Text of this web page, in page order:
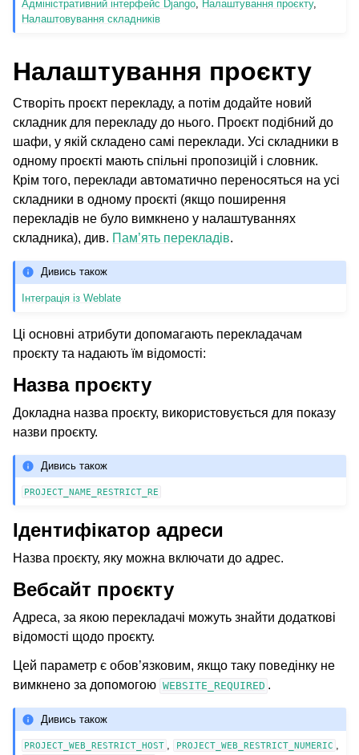
Адміністративний інтерфейс Django Налаштування проєкту,
Налаштовування складників
Налаштування проєкту
Створіть проєкт перекладу, а потім додайте новий
складник для перекладу до нього. Проєкт подібний до
шафи, у якій складено самі переклади. Усі складники в
одному проєкті мають спільні пропозицій і словник.
Крім того, переклади автоматично переносяться на усі
складники в одному проєкті (якщо поширення
перекладів не було вимкнено у налаштуваннях
складника), див. Пам’ять перекладів.
Дивись також
Інтеграція із Weblate
Ці основні атрибути допомагають перекладачам
проєкту та надають їм відомості:
Назва проєкту
Докладна назва проєкту, використовується для показу
назви проєкту.
Дивись також
PROJECT_NAME_RESTRICT_RE
Ідентифікатор адреси
Назва проєкту, яку можна включати до адрес.
Вебсайт проєкту
Адреса, за якою перекладачі можуть знайти додаткові
відомості щодо проєкту.
Цей параметр є обов’язковим, якщо таку поведінку не
вимкнено за допомогою WEBSITE_REQUIRED .
Дивись також
PROJECT_WEB_RESTRICT_HOST , PROJECT_WEB_RESTRICT_NUMERIC ,